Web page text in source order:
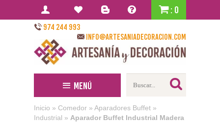
: 0
974 244 993
info@artesaniadecoracion.com
Menú
Inicio » Comedor » Aparadores Buffet »
Industrial » Aparador Buffet Industrial Madera